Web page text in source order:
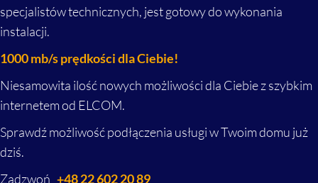
specjalistów technicznych, jest gotowy do wykonania
instalacji.
1000 mb/s prędkości dla Ciebie!
Niesamowita ilość nowych możliwości dla Ciebie z szybkim
internetem od ELCOM.
Sprawdź możliwość podłączenia usługi w Twoim domu już
dziś.
Zadzwoń +48 22 602 20 89